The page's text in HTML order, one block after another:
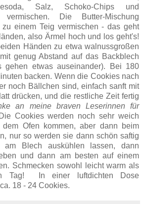
Salz, Schoko-Chips und
Die Butter-Mischung
zu einem Teig vermischen - das geht
also Ärmel hoch und los geht's!
Händen zu etwa walnussgroßen
genug Abstand auf das Backblech
gehen etwas auseinander). Bei 180
backen. Wenn die Cookies nach
noch Bällchen sind, einfach sanft mit
drücken, und die restliche Zeit fertig
an meine braven Leserinnen für
Cookies werden noch sehr weich
Ofen kommen, aber dann beim
nur so werden sie dann schön saftig
am Blech auskühlen lassen, dann
und dann am besten auf einem
Schmecken sowohl leicht warm als
Tag! In einer luftdichten Dose
18 - 24 Cookies.